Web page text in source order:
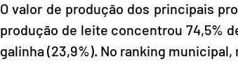
O valor de produção dos principais
produção de leite concentrou 74,5%
galinha (23,9%). No ranking